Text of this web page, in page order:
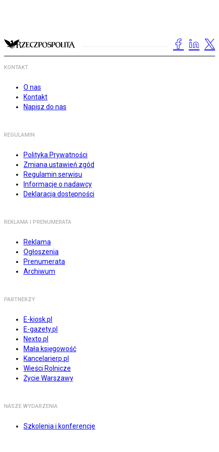
KONTAKT
O nas
Kontakt
Napisz do nas
REGULAMIN
Polityka Prywatności
Zmiana ustawień zgód
Regulamin serwisu
Informacje o nadawcy
Deklaracja dostępności
REKLAMA I PRENUMERATA
Reklama
Ogłoszenia
Prenumerata
Archiwum
PARTNERZY
E-kiosk.pl
E-gazety.pl
Nexto.pl
Mała księgowość
Kancelarierp.pl
Wieści Rolnicze
Życie Warszawy
NASZE WYDARZENIA
Szkolenia i konferencje